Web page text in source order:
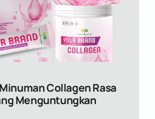
Collagen Rasa
Menguntungkan